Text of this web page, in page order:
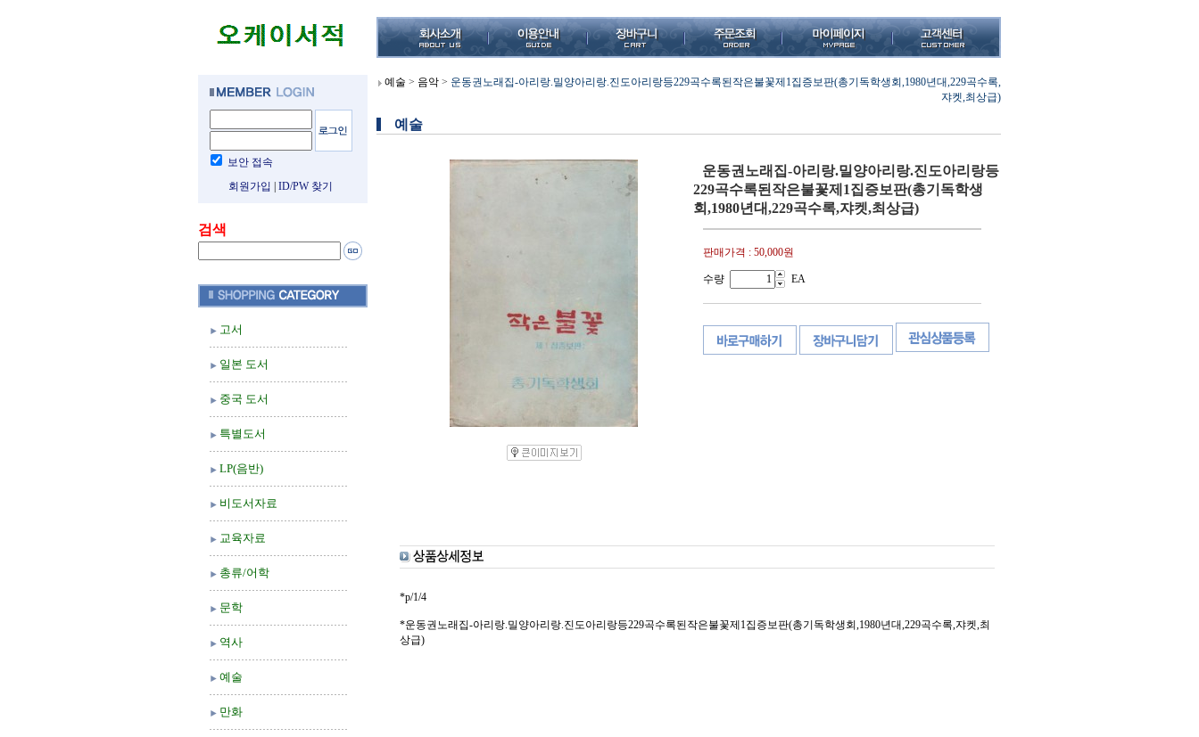
보안 접속
회원가입
ID/PW 찾기
검색
고서
일본 도서
중국 도서
특별도서
LP(음반)
비도서자료
교육자료
총류/어학
문학
역사
예술
만화
예술 > 음악 > 운동권노래집-아리랑.밀양아리랑.진도아리랑등229곡수록된작은불꽃제1집증보판(총기독학생회,1980년대,229곡수록,
쟈켓,최상급)
예술
운동권노래집-아리랑.밀양아리랑.진도아리랑등
229곡수록된작은불꽃제1집증보판(총기독학생
회,1980년대,229곡수록,쟈켓,최상급)
판매가격 : 50,000원
수량 EA
*p/1/4
*운동권노래집-아리랑.밀양아리랑.진도아리랑등229곡수록된작은불꽃제1집증보판(총기독학생회,1980년대,229곡수록,쟈켓,최
상급)